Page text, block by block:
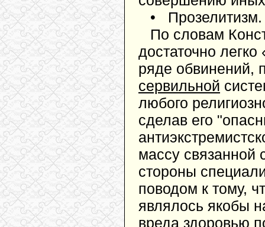
• Прозелитизм.
По словам
достаточно
ряде обвинений,
сервильной
любого
сделав его
массу связанной
стороны
поводом к тому,
являлось якобы
вреда здоровью